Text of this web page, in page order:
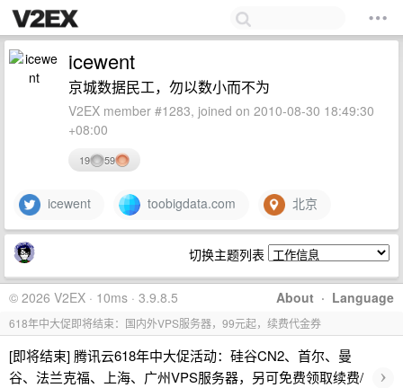
icewent
京城数据民工，勿以数小而不为
V2EX member #1283, joined on 2010-08-30 18:49:30
+08:00
19 59
icewent toobigdata.com 北京
切换主题列表
About · Language
© 2026 V2EX · 10ms · 3.9.8.5
618年中大促即将结束：国内外VPS服务器，99元起，续费代金券
[即将结束] 腾讯云618年中大促活动：硅谷CN2、首尔、曼
谷、法兰克福、上海、广州VPS服务器，另可免费领取续费/
›